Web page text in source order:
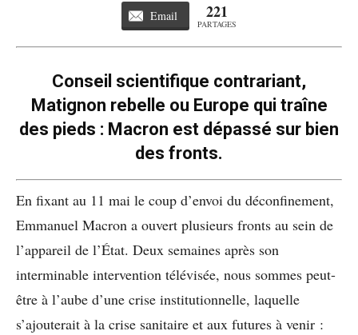
Email 221
PARTAGES
Conseil scientifique contrariant,
Matignon rebelle ou Europe qui traîne
des pieds : Macron est dépassé sur bien
des fronts.
En fixant au 11 mai le coup d’envoi du déconfinement,
Emmanuel Macron a ouvert plusieurs fronts au sein de
l’appareil de l’État. Deux semaines après son
interminable intervention télévisée, nous sommes peut-
être à l’aube d’une crise institutionnelle, laquelle
s’ajouterait à la crise sanitaire et aux futures à venir :